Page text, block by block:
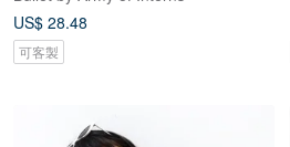
US$ 28.48
可客製